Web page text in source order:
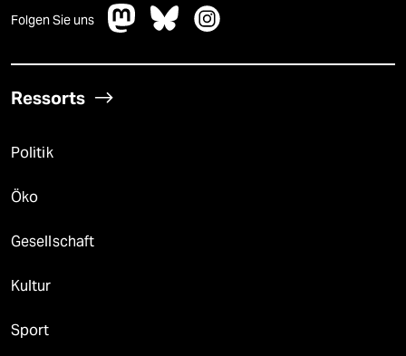
Folgen Sie uns
Ressorts
Politik
Öko
Gesellschaft
Kultur
Sport